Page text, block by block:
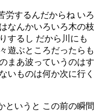
労するんだからね いろ
なんかいろいろ木の枝
するし だから川にも
遊ぶところだったらも
まあ波っていうのはす
いものは何か次に行く
というと この前の瞬間